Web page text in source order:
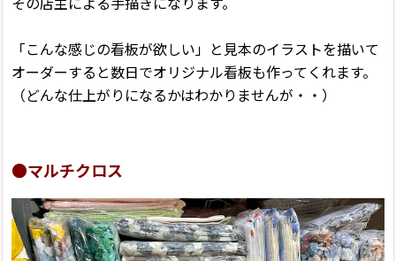
その店主による手描きになります。
「こんな感じの看板が欲しい」と見本のイラストを描いて
オーダーすると数日でオリジナル看板も作ってくれます。
（どんな仕上がりになるかはわかりませんが・・）
●マルチクロス